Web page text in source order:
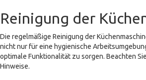
Reinigung der
Die regelmäßige Reinigung der
nicht nur für eine hygienische
optimale Funktionalität zu sorgen. Beachten
Hinweise.